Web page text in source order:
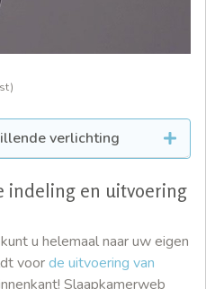
verlichting
indeling en uitvoering
u helemaal naar uw eigen
voorde uitvoering van
Slaapkamerweb